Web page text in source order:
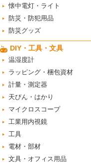
懐中電灯・ライト
防災・防犯用品
防災グッズ
DIY・工具・文具
温湿度計
ラッピング・梱包資材
計量・測定器
天びん・はかり
マイクロスコープ
工業用内視鏡
工具
電材・部材
文具・オフィス用品